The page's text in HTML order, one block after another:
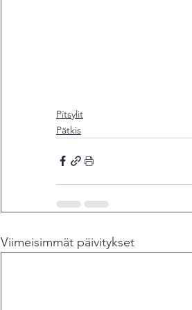
Pitsylit
Pätkis
Viimeisimmät päivitykset